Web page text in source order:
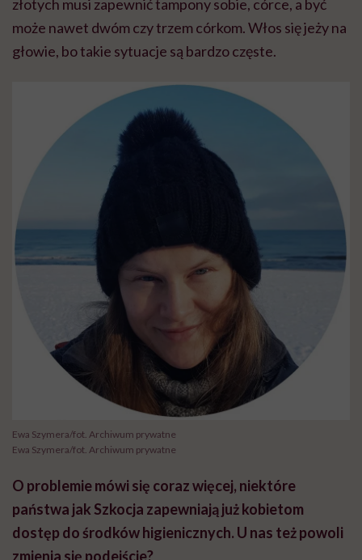
złotych musi zapewnić tampony sobie, córce, a być
może nawet dwóm czy trzem córkom. Włos się jeży na
głowie, bo takie sytuacje są bardzo częste.
Ewa Szymera/fot. Archiwum prywatne
Ewa Szymera/fot. Archiwum prywatne
O problemie mówi się coraz więcej, niektóre
państwa jak Szkocja zapewniają już kobietom
dostęp do środków higienicznych. U nas też powoli
zmienia się podejście?